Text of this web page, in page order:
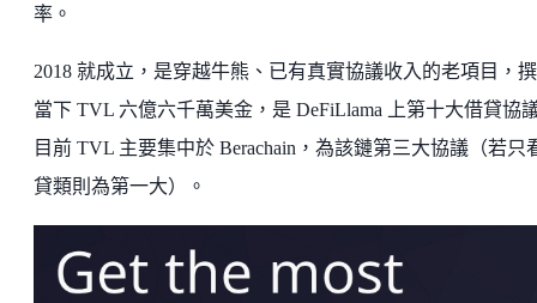
率。
2018 就成立，是穿越牛熊、已有真實協議收入的老項目，
當下 TVL 六億六千萬美金，是 DeFiLlama 上第十大借貸協
目前 TVL 主要集中於 Berachain，為該鏈第三大協議（若只
貸類則為第一大）。